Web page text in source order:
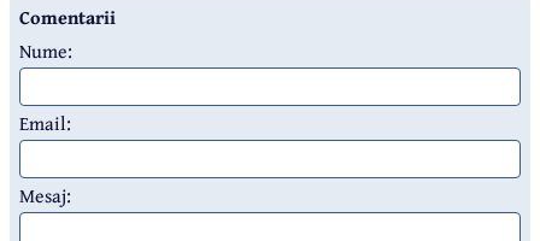
Comentarii
Nume:
Email:
Mesaj: